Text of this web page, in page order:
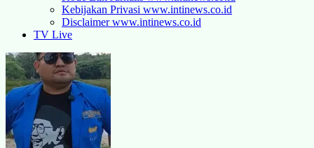
Kebijakan Privasi www.intinews.co.id
Disclaimer www.intinews.co.id
TV Live